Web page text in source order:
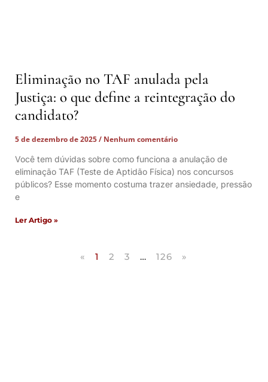
Eliminação no TAF anulada pela
Justiça: o que define a reintegração do
candidato?
5 de dezembro de 2025
Nenhum comentário
Você tem dúvidas sobre como funciona a anulação de
eliminação TAF (Teste de Aptidão Física) nos concursos
públicos? Esse momento costuma trazer ansiedade, pressão
e
Ler Artigo »
« 1 2 3 … 126 »